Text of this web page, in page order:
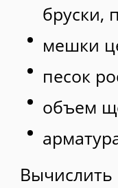
бруски,
мешки
песок
объем